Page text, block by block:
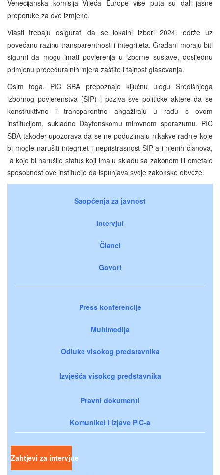
Venecijanska komisija Vijeća Europe više puta su dali jasne
preporuke za ove izmjene.
Vlasti trebaju osigurati da se lokalni izbori 2024. održe uz
povećanu razinu transparentnosti i integriteta. Građani moraju biti
sigurni da mogu imati povjerenja u izborne sustave, dosljednu
primjenu proceduralnih mjera zaštite i tajnost glasovanja.
Osim toga, PIC SBA prepoznaje ključnu ulogu Središnjega
izbornog povjerenstva (SIP) i poziva sve političke aktere da se
konstruktivno i transparentno angažiraju u radu s ovom
institucijom, sukladno Daytonskomu mirovnom sporazumu. PIC
SBA također upozorava da se ne poduzimaju nikakve radnje koje
bi mogle narušiti integritet i nepristrasnost SIP-a i njenih članova,
a koje bi narušile status koji ima u skladu sa zakonom ili ometale
sposobnost ove institucije da ispunjava svoje zakonske obveze.
Saopćenja za javnost
Intervjui
Članci
Govori
Press konferencije
Multimedija
Odluke visokog predstavnika
Izvješća visokog predstavnika
Pravni dokumenti
Komunikei i izjave PIC-a
Zahtjevi za intervjue